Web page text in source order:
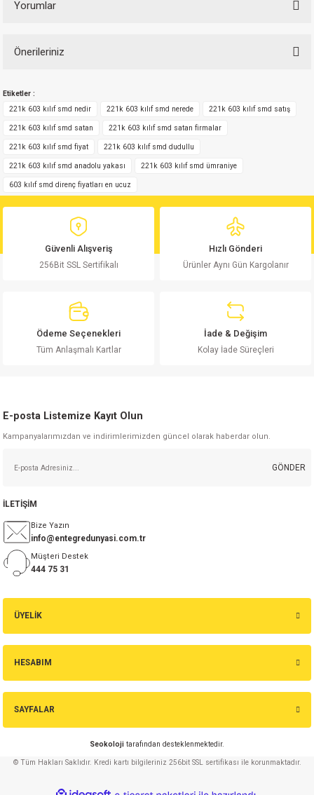
Yorumlar
Önerileriniz
yetersiz gördüğünüz noktaları öneri formunu kullanarak tarafımıza
iletebilirsiniz.
Görüş ve önerileriniz için teşekkür ederiz.
Ürün bilgilerinde hatalar bulunuyor.
Ürün fiyatı diğer sitelerden daha pahalı.
Bu ürüne benzer farklı alternatifler olmalı.
Etiketler :
221k 603 kılıf smd nedir
221k 603 kılıf smd nerede 221k 603 kılıf smd satış
221k 603 kılıf smd satan 221k 603 kılıf smd satan firmalar
221k 603 kılıf smd fiyat 221k 603 kılıf smd dudullu
221k 603 kılıf smd anadolu yakası 221k 603 kılıf smd ümraniye
603 kılıf smd direnç fiyatları en ucuz
Güvenli Alışveriş
256Bit SSL Sertifikalı
Hızlı Gönderi
Ürünler Aynı Gün Kargolanır
Ödeme Seçenekleri
Tüm Anlaşmalı Kartlar
İade & Değişim
Kolay İade Süreçleri
E-posta Listemize Kayıt Olun
Kampanyalarımızdan ve indirimlerimizden güncel olarak haberdar olun.
GÖNDER
ÜYELİK
HESABIM
SAYFALAR
Seokoloji tarafından desteklenmektedir.
İLETİŞİM
Bize Yazın
info@entegredunyasi.com.tr
Müşteri Destek
444 75 31
© Tüm Hakları Saklıdır. Kredi kartı bilgileriniz 256bit SSL sertifikası ile korunmaktadır.